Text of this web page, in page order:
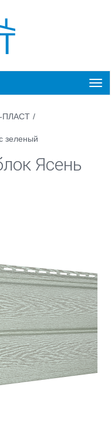
/
зеленый
Ясень